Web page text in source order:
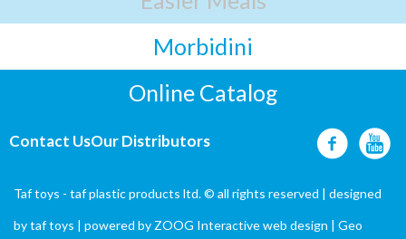
Morbidini
Online Catalog
Contact UsOur Distributors
Taf toys - taf plastic products ltd. © all rights reserved | designed
bytaf toys | powered by ZOOG Interactiveweb design | Geo